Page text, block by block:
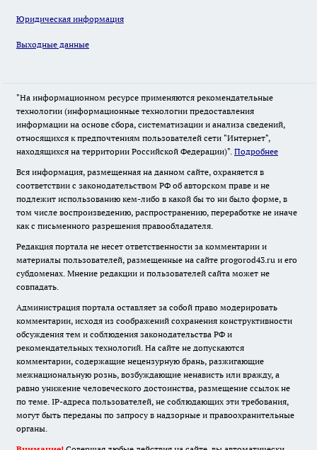
Юридическая информация
Выходные данные
"На информационном ресурсе применяются рекомендательные
технологии (информационные технологии предоставления
информации на основе сбора, систематизации и анализа сведений,
относящихся к предпочтениям пользователей сети "Интернет",
находящихся на территории Российской Федерации)". Подробнее
Вся информация, размещенная на данном сайте, охраняется в
соответствии с законодательством РФ об авторском праве и не
подлежит использованию кем-либо в какой бы то ни было форме, в
том числе воспроизведению, распространению, переработке не иначе
как с письменного разрешения правообладателя.
Редакция портала не несет ответственности за комментарии и
материалы пользователей, размещенные на сайте progorod43.ru и его
субдоменах. Мнение редакции и пользователей сайта может не
совпадать.
Администрация портала оставляет за собой право модерировать
комментарии, исходя из соображений сохранения конструктивности
обсуждения тем и соблюдения законодательства РФ и
рекомендательных технологий. На сайте не допускаются
комментарии, содержащие нецензурную брань, разжигающие
межнациональную рознь, возбуждающие ненависть или вражду, а
равно унижение человеческого достоинства, размещение ссылок не
по теме. IP-адреса пользователей, не соблюдающих эти требования,
могут быть переданы по запросу в надзорные и правоохранительные
органы.